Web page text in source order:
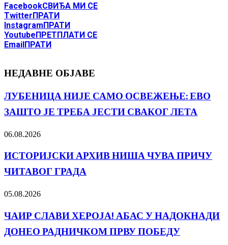
FacebookСВИЂА МИ СЕ
TwitterПРАТИ
InstagramПРАТИ
YoutubeПРЕТПЛАТИ СЕ
EmailПРАТИ
НЕДАВНЕ ОБЈАВЕ
ЛУБЕНИЦА НИЈЕ САМО ОСВЕЖЕЊЕ: ЕВО
ЗАШТО ЈЕ ТРЕБА ЈЕСТИ СВАКОГ ЛЕТА
06.08.2026
ИСТОРИЈСКИ АРХИВ НИША ЧУВА ПРИЧУ
ЧИТАВОГ ГРАДА
05.08.2026
ЧАИР СЛАВИ ХЕРОЈА! АБАС У НАДОКНАДИ
ДОНЕО РАДНИЧКОМ ПРВУ ПОБЕДУ